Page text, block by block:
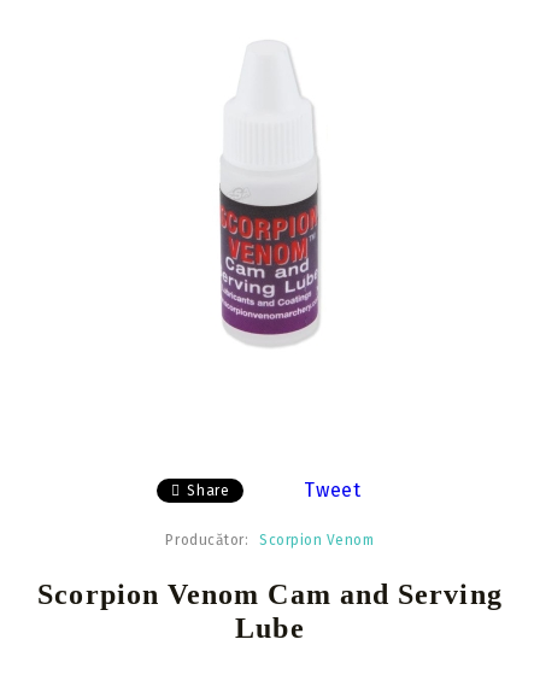
Share Tweet
Producător: Scorpion Venom
Scorpion Venom Cam and Serving
Lube